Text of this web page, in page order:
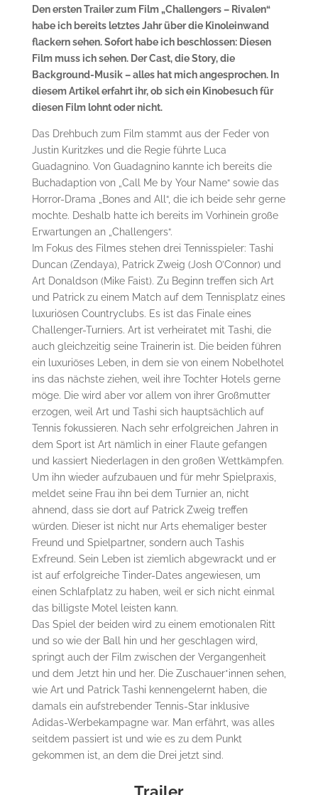
Den ersten Trailer zum Film „Challengers – Rivalen“
habe ich bereits letztes Jahr über die Kinoleinwand
flackern sehen. Sofort habe ich beschlossen: Diesen
Film muss ich sehen. Der Cast, die Story, die
Background-Musik – alles hat mich angesprochen. In
diesem Artikel erfahrt ihr, ob sich ein Kinobesuch für
diesen Film lohnt oder nicht.
Das Drehbuch zum Film stammt aus der Feder von
Justin Kuritzkes und die Regie führte Luca
Guadagnino. Von Guadagnino kannte ich bereits die
Buchadaption von „Call Me by Your Name“ sowie das
Horror-Drama „Bones and All“, die ich beide sehr gerne
mochte. Deshalb hatte ich bereits im Vorhinein große
Erwartungen an „Challengers“.
Im Fokus des Filmes stehen drei Tennisspieler: Tashi
Duncan (Zendaya), Patrick Zweig (Josh O’Connor) und
Art Donaldson (Mike Faist). Zu Beginn treffen sich Art
und Patrick zu einem Match auf dem Tennisplatz eines
luxuriösen Countryclubs. Es ist das Finale eines
Challenger-Turniers. Art ist verheiratet mit Tashi, die
auch gleichzeitig seine Trainerin ist. Die beiden führen
ein luxuriöses Leben, in dem sie von einem Nobelhotel
ins das nächste ziehen, weil ihre Tochter Hotels gerne
möge. Die wird aber vor allem von ihrer Großmutter
erzogen, weil Art und Tashi sich hauptsächlich auf
Tennis fokussieren. Nach sehr erfolgreichen Jahren in
dem Sport ist Art nämlich in einer Flaute gefangen
und kassiert Niederlagen in den großen Wettkämpfen.
Um ihn wieder aufzubauen und für mehr Spielpraxis,
meldet seine Frau ihn bei dem Turnier an, nicht
ahnend, dass sie dort auf Patrick Zweig treffen
würden. Dieser ist nicht nur Arts ehemaliger bester
Freund und Spielpartner, sondern auch Tashis
Exfreund. Sein Leben ist ziemlich abgewrackt und er
ist auf erfolgreiche Tinder-Dates angewiesen, um
einen Schlafplatz zu haben, weil er sich nicht einmal
das billigste Motel leisten kann.
Das Spiel der beiden wird zu einem emotionalen Ritt
und so wie der Ball hin und her geschlagen wird,
springt auch der Film zwischen der Vergangenheit
und dem Jetzt hin und her. Die Zuschauer*innen sehen,
wie Art und Patrick Tashi kennengelernt haben, die
damals ein aufstrebender Tennis-Star inklusive
Adidas-Werbekampagne war. Man erfährt, was alles
seitdem passiert ist und wie es zu dem Punkt
gekommen ist, an dem die Drei jetzt sind.